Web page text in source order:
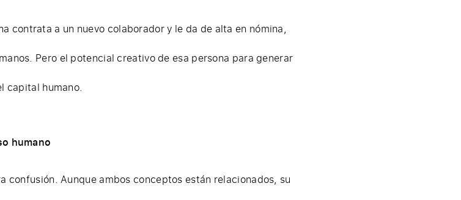
contrata a un nuevo colaborador y le da de alta en nómina,
Pero el potencial creativo de esa persona para generar
capital humano.
humano
confusión. Aunque ambos conceptos están relacionados, su